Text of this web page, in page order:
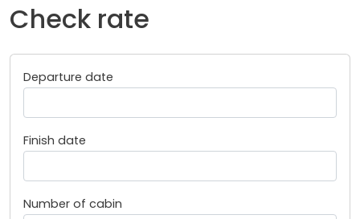
Check rate
Departure date
Finish date
Number of cabin